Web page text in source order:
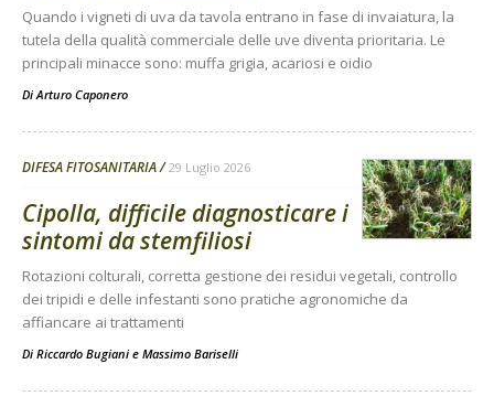
Quando i vigneti di uva da tavola entrano in fase di invaiatura, la
tutela della qualità commerciale delle uve diventa prioritaria. Le
principali minacce sono: muffa grigia, acariosi e oidio
DiArturo Caponero
DIFESA FITOSANITARIA 29 Luglio 2026
Cipolla, difficile diagnosticare i
sintomi da stemfiliosi
Rotazioni colturali, corretta gestione dei residui vegetali, controllo
dei tripidi e delle infestanti sono pratiche agronomiche da
affiancare ai trattamenti
Di Riccardo Bugiani e Massimo Bariselli